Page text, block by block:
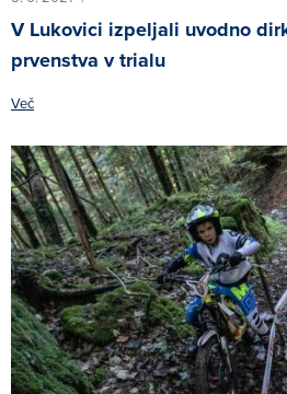
V Lukovici izpeljali uvodno
prvenstva v trialu
Več